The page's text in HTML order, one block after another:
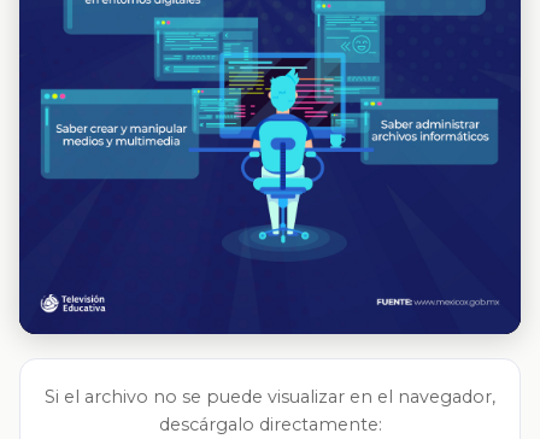
Si el archivo no se puede visualizar en el navegador,
descárgalo directamente: